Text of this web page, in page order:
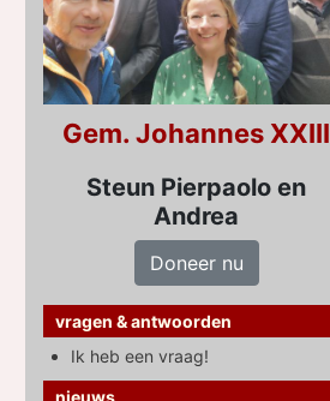
Gem. Johannes XXIII
Steun Pierpaolo en
Andrea
Doneer nu
vragen & antwoorden
Ik heb een vraag!